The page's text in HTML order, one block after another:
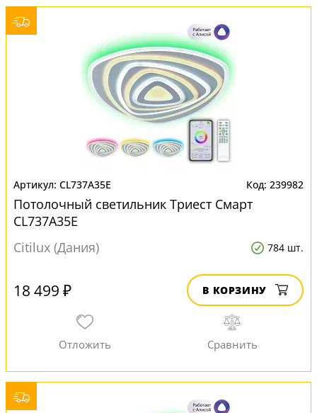
CL737A35E 239982
Потолочный светильник Триест Смарт
CL737A35E
Citilux (Дания)
784 шт.
18 499 ₽ В КОРЗИНУ